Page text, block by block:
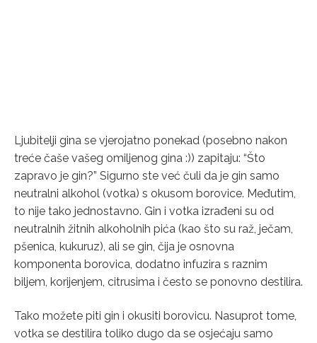
Ljubitelji gina se vjerojatno ponekad (posebno nakon
treće čaše vašeg omiljenog gina :)) zapitaju: “Što
zapravo je gin?” Sigurno ste već čuli da je gin samo
neutralni alkohol (votka) s okusom borovice. Međutim,
to nije tako jednostavno. Gin i votka izrađeni su od
neutralnih žitnih alkoholnih pića (kao što su raž, ječam,
pšenica, kukuruz), ali se gin, čija je osnovna
komponenta borovica, dodatno infuzira s raznim
biljem, korijenjem, citrusima i često se ponovno destilira.
Tako možete piti gin i okusiti borovicu. Nasuprot tome,
votka se destilira toliko dugo da se osjećaju samo